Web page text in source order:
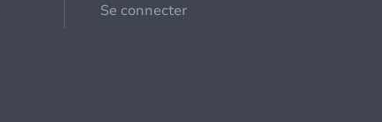
Se connecter